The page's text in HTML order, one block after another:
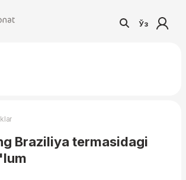
Ўз
Braziliya termasidagi